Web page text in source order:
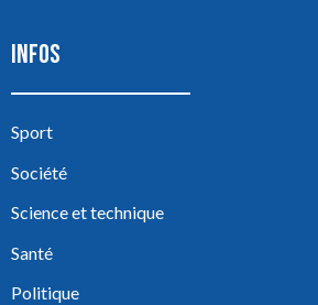
INFOS
Sport
Société
Science et technique
Santé
Politique